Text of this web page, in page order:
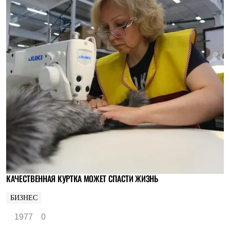
КАЧЕСТВЕННАЯ КУРТКА МОЖЕТ СПАСТИ ЖИЗНЬ
БИЗНЕС
1977 0